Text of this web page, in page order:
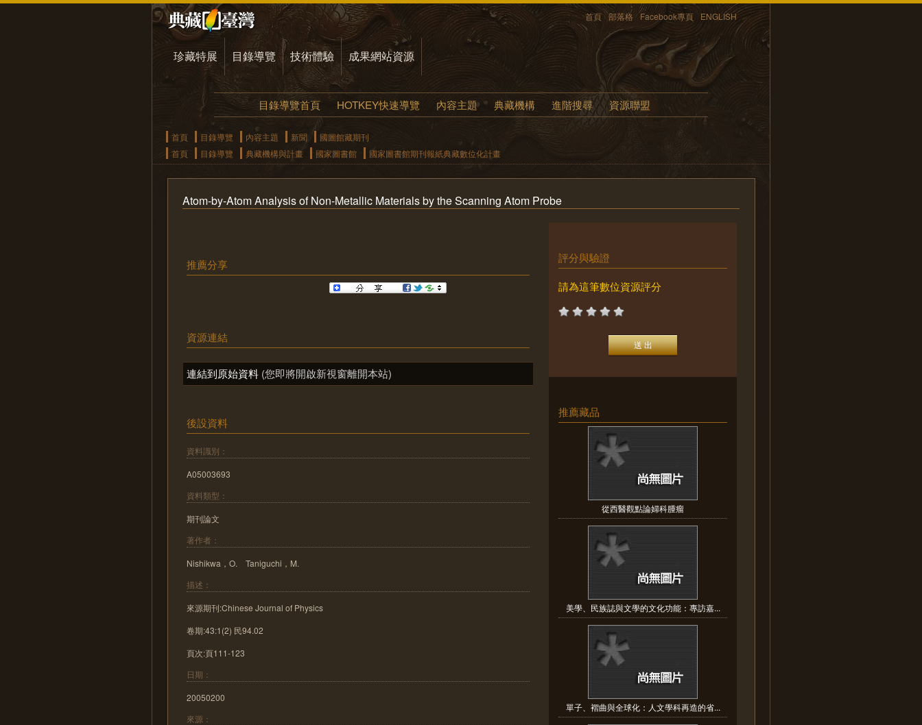
首頁 部落格 Facebook專頁 ENGLISH
珍藏特展 目錄導覽 技術體驗 成果網站資源
目錄導覽首頁 HOTKEY快速導覽 內容主題 典藏機構 進階搜尋 資源聯盟
首頁 目錄導覽 內容主題 新聞
國圖館藏期刊
首頁
目錄導覽 典藏機構與計畫 國家圖書館 國家圖書館期刊報紙典藏數位化計畫
Atom-by-Atom Analysis of Non-Metallic Materials by the Scanning Atom Probe
推薦分享
資源連結
連結到原始資料 (您即將開啟新視窗離開本站)
後設資料
資料識別：
A05003693
資料類型：
期刊論文
著作者：
Nishikwa，O. Taniguchi，M.
描述：
來源期刊:Chinese Journal of Physics
卷期:43:1(2) 民94.02
頁次:頁111-123
日期：
20050200
來源：
評分與驗證
請為這筆數位資源評分
推薦藏品
從西醫觀點論婦科腫瘤
美學、民族誌與文學的文化功能：專訪嘉...
單子、褶曲與全球化：人文學科再造的省...